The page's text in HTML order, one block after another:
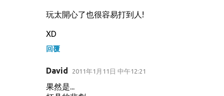
玩太開心了也很容易打到人!
XD
回覆
David 2011年1月11日 中午12:21
果然是...